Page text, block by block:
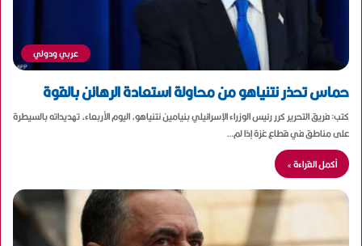
عربي ودولي
حماس تحذر نتنياهو من محاولة استعادة الرهائن بالقوة
كتب: فريق التحرير كرر رئيس الوزراء الإسرائيلي بنيامين نتنياهو، اليوم الأربعاء، تهديداته بالسيطرة
على مناطق في قطاع غزة إذا لم…
أكمل القراءة »